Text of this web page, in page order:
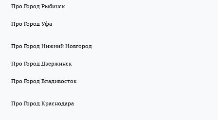
Про Город Рыбинск
Про Город Уфа
Про Город Нижний Новгород
Про Город Дзержинск
Про Город Владивосток
Про Город Краснодара